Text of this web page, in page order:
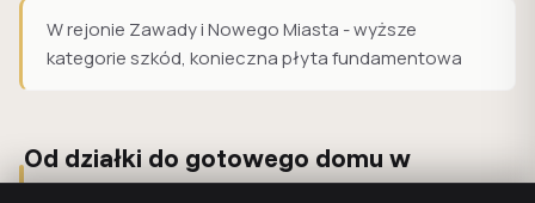
W rejonie Zawady i Nowego Miasta - wyższe
kategorie szkód, konieczna płyta fundamentowa
Od działki do gotowego domu w